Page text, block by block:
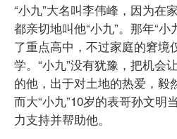
“小九”大名叫李伟峰，因为在
都亲切地叫他“小九”。那年“
了重点高中，不过家庭的窘境
学。“小九”没有犹豫，把机会
的他，出于对土地的热爱，毅
而大“小九”10岁的表哥孙文明
力支持并帮助他。